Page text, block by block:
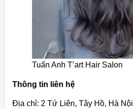
Tuấn Anh T’art Hair Salon
Thông tin liên hệ
Địa chỉ: 2 Tứ Liên, Tây Hồ, Hà Nội